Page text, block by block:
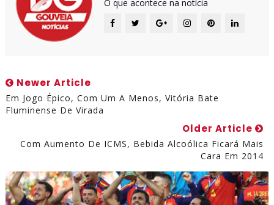
O que acontece na notícia
Newer Article
Em Jogo Épico, Com Um A Menos, Vitória Bate
Fluminense De Virada
Older Article
Com Aumento De ICMS, Bebida Alcoólica Ficará Mais
Cara Em 2014